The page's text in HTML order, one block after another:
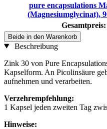
pure encapsulations
(Magnesiumglycinat),
Gesamtpreis:
Beide in den Warenkorb
Beschreibung
Zink 30 von Pure
Kapselform. An Picolinsäure
aufnehmen und verarbeiten.
Verzehrempfehlung:
1 Kapsel jeden zweiten Tag
Hinweise: